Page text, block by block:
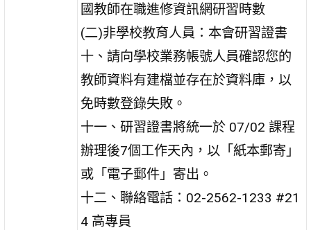
國教師在職進修資訊網研習時數
(二)非學校教育人員：本會研習證書
十、請向學校業務帳號人員確認您的
教師資料有建檔並存在於資料庫，以
免時數登錄失敗。
十一、研習證書將統一於 07/02 課程
辦理後7個工作天內，以「紙本郵寄」
或「電子郵件」寄出。
十二、聯絡電話：02-2562-1233 #21
4 高專員